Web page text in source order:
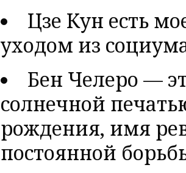
Цзе Кун есть
уходом из
Бен Челеро —
солнечной
рождения, имя
постоянной